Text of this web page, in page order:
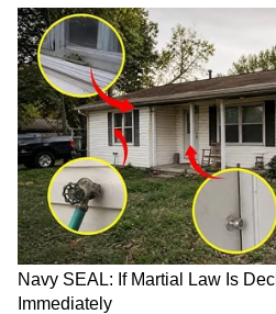
யூனிட்களை விற்று
மாருதி கிராண்ட்
யூனிட்களுடன் ஏழாவது
பிடித்துள்ளன.